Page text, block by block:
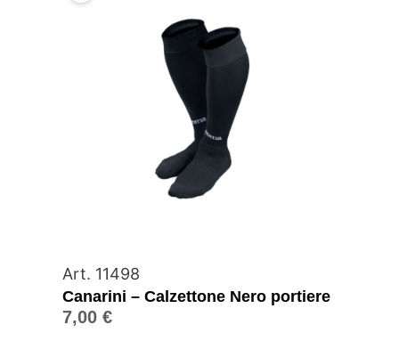
Art. 11498
Canarini – Calzettone Nero portiere
7,00€